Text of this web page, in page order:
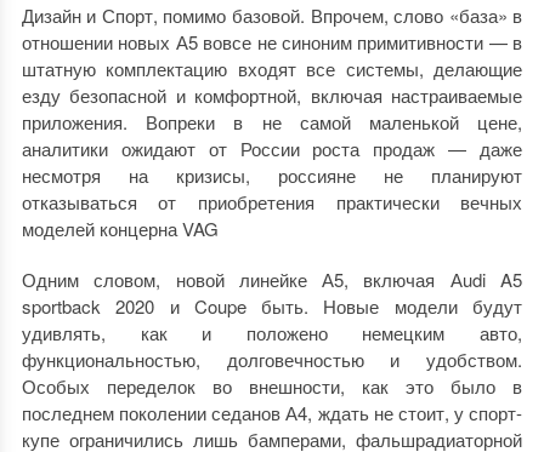
Дизайн и Спорт, помимо базовой. Впрочем, слово «база» в
отношении новых А5 вовсе не синоним примитивности — в
штатную комплектацию входят все системы, делающие
езду безопасной и комфортной, включая настраиваемые
приложения. Вопреки в не самой маленькой цене,
аналитики ожидают от России роста продаж — даже
несмотря на кризисы, россияне не планируют
отказываться от приобретения практически вечных
моделей концерна VAG
Одним словом, новой линейке А5, включая Аudi A5
sportback 2020 и Coupe быть. Новые модели будут
удивлять, как и положено немецким авто,
функциональностью, долговечностью и удобством.
Особых переделок во внешности, как это было в
последнем поколении седанов А4, ждать не стоит, у спорт-
купе ограничились лишь бамперами, фальшрадиаторной